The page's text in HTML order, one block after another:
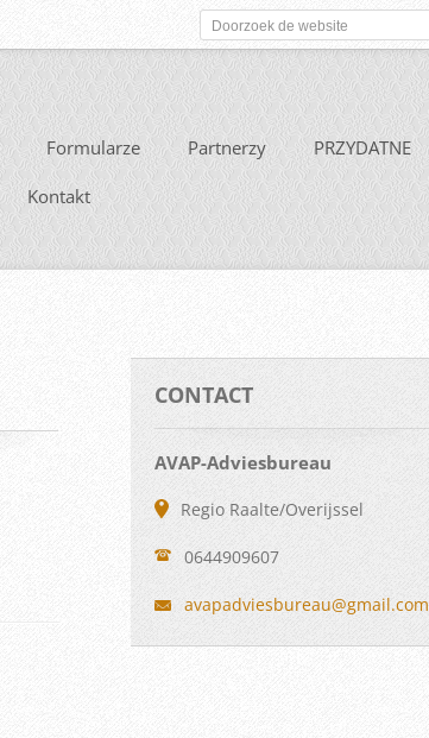
Formularze Partnerzy PRZYDATNE
Kontakt
CONTACT
AVAP-Adviesbureau
Regio Raalte/Overijssel
0644909607
avapadviesbureau@gmail.com